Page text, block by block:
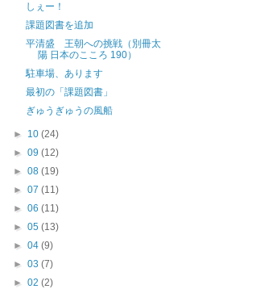
しぇー！
課題図書を追加
平清盛 王朝への挑戦（別冊太
陽 日本のこころ 190）
駐車場、あります
最初の「課題図書」
ぎゅうぎゅうの風船
► 10(24)
►09(12)
►08(19)
►07(11)
►06(11)
►05(13)
►04(9)
►03(7)
►02(2)